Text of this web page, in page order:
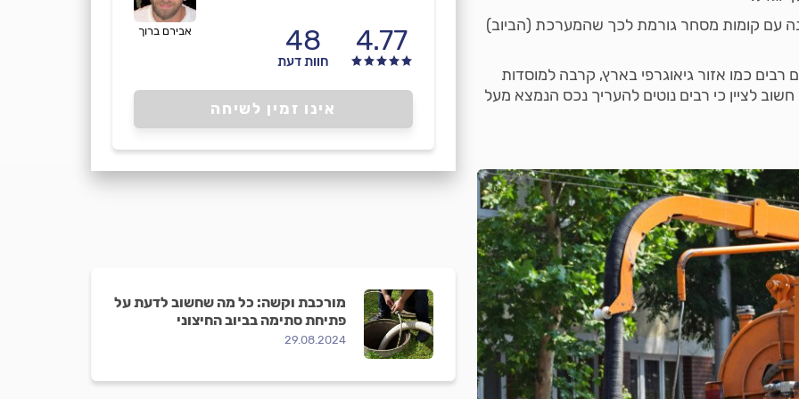
עם קומות מסחר גורמת לכך שהמערכת (הביוב)
כמו אזור גיאוגרפי בארץ, קרבה למוסדות
לציין כי רבים נוטים להעריך נכס הנמצא מעל
4.77
48
חוות דעת
אבירם ברוך
אינו זמין לשיחה
מורכבת וקשה: כל מה שחשוב לדעת על
פתיחת סתימה בביוב החיצוני
29.08.2024